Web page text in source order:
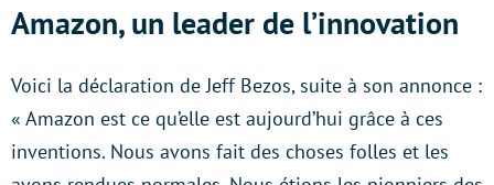
Amazon, un leader de l’innovation
Voici la déclaration de Jeff Bezos, suite à son annonce :
« Amazon est ce qu’elle est aujourd’hui grâce à ces
inventions. Nous avons fait des choses folles et les